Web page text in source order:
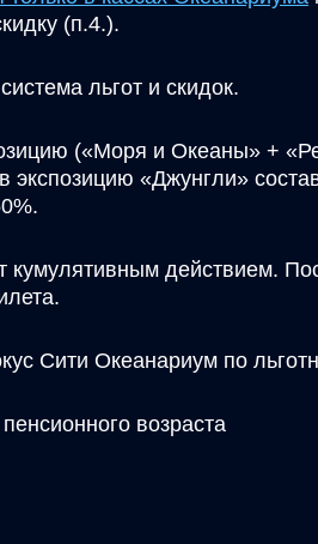
(п.4.).
льгот и скидок.
(«Моря и Океаны» +
экспозицию «Джунгли»
действием.
Сити Океанариум по
возраста